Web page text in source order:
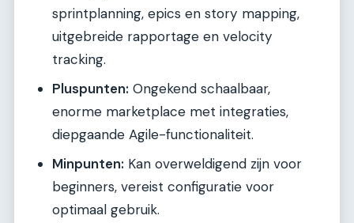
sprintplanning, epics en story mapping,
uitgebreide rapportage en velocity
tracking.
Pluspunten: Ongekend schaalbaar,
enorme marketplace met integraties,
diepgaande Agile-functionaliteit.
Minpunten: Kan overweldigend zijn voor
beginners, vereist configuratie voor
optimaal gebruik.